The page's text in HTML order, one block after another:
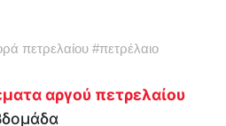
πετρελαίου #πετρέλαιο
αργού πετρελαίου